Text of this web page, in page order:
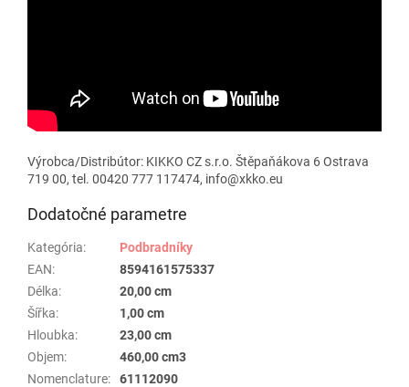
Výrobca/Distribútor: KIKKO CZ s.r.o. Štěpaňákova 6 Ostrava
719 00, tel. 00420 777 117474, info@xkko.eu
Dodatočné parametre
Kategória:
Podbradníky
EAN:
8594161575337
Délka:
20,00 cm
Šířka:
1,00 cm
Hloubka:
23,00 cm
Objem:
460,00 cm3
Nomenclature: 61112090